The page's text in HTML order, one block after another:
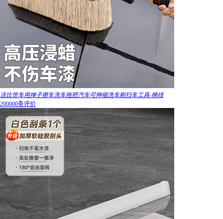
洁比世车用掸子擦车洗车拖把汽车可伸缩洗车刷扫车工具-棉线
200000条评价